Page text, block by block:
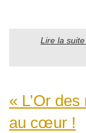
Lire la
« L’Or
au cœur !